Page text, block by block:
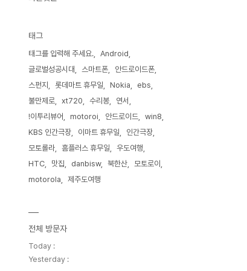
태그
태그를 입력해 주세요.
Android
글로벌성공시대
스마트폰
안드로이드폰
스펀지
롯데마트 휴무일 Nokia
ebs
불만제로
xt720 수리봉
연서
!이투리뷰어
motoroi 안드로이드
win8
KBS 인간극장
이마트 휴무일
인간극장
모토롤라
홈플러스 휴무일
우도여행
HTC
맛집 danbisw 북한산
모토로이
motorola
제주도여행
전체 방문자
Today :
Yesterday :